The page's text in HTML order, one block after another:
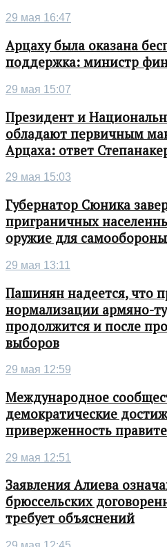
29 мая 16:47
Арцаху была оказана
поддержка: министр
29 мая 15:07
Президент и
обладают первичным
Арцаха: ответ
29 мая 15:03
Губернатор Сюника
приграничных
оружие для самообороны
29 мая 13:11
Пашинян надеется, что
нормализации армяно-
продолжится и после
выборов
29 мая 12:59
Международное
демократические
приверженность
29 мая 12:51
Заявления Алиева
брюссельских
требует объяснений